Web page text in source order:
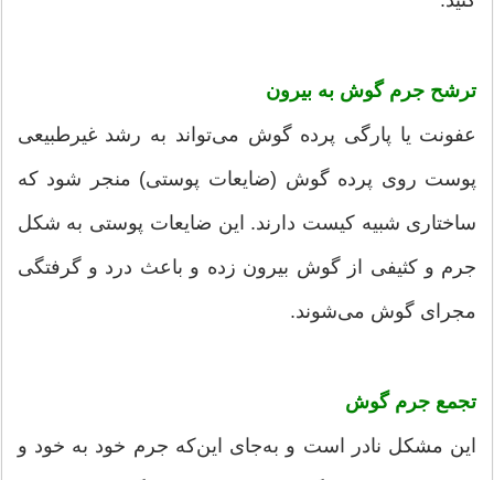
ترشح جرم گوش به بیرون
عفونت یا پارگی پرده گوش می‌تواند به رشد غیرطبیعی
پوست روی پرده گوش (ضایعات پوستی) منجر شود که
ساختاری شبیه کیست دارند. این ضایعات پوستی به شکل
جرم و کثیفی از گوش بیرون زده و باعث درد و گرفتگی
مجرای گوش می‌شوند.
تجمع جرم گوش
این مشکل نادر است و به‌جای این‌که جرم خود به خود و